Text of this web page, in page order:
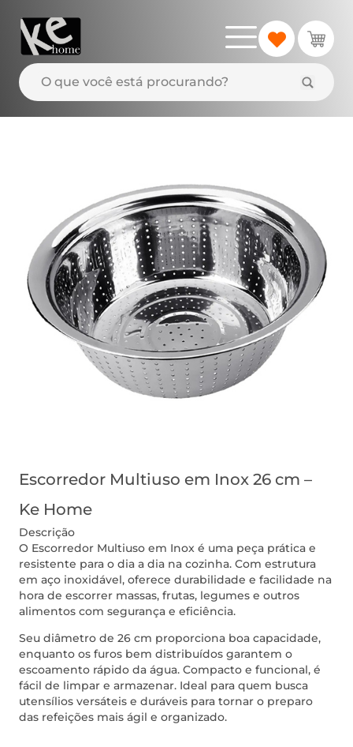
Escorredor Multiuso em Inox 26 cm –
Ke Home
Descrição
O Escorredor Multiuso em Inox é uma peça prática e
resistente para o dia a dia na cozinha. Com estrutura
em aço inoxidável, oferece durabilidade e facilidade na
hora de escorrer massas, frutas, legumes e outros
alimentos com segurança e eficiência.
Seu diâmetro de 26 cm proporciona boa capacidade,
enquanto os furos bem distribuídos garantem o
escoamento rápido da água. Compacto e funcional, é
fácil de limpar e armazenar. Ideal para quem busca
utensílios versáteis e duráveis para tornar o preparo
das refeições mais ágil e organizado.